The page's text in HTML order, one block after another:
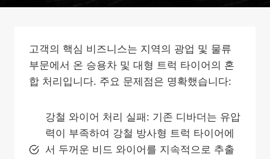
고객의 핵심 비즈니스는 지역의 광업 및 물류
부문에서 온 승용차 및 대형 트럭 타이어의 혼
합 처리입니다. 주요 문제점은 명확했습니다:
강철 와이어 처리 실패: 기존 디바더는 유압
력이 부족하여 강철 방사형 트럭 타이어에
서 두꺼운 비드 와이어를 지속적으로 추출